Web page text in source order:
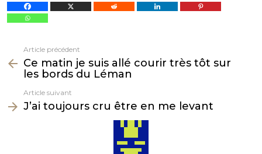
plus
Article précédent
Ce matin je suis allé courir très tôt sur
les bords du Léman
Article suivant
J’ai toujours cru être en me levant